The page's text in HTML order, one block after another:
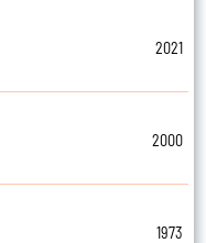
2021
2000
1973